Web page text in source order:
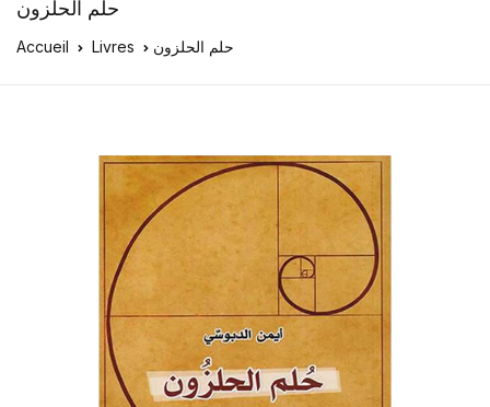
حلم الحلزون
Accueil Livres حلم الحلزون